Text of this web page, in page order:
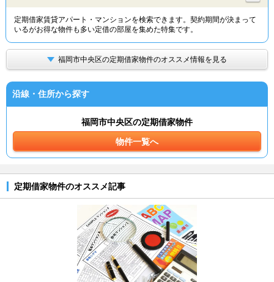
TOP
定期借家賃貸アパート・マンションを検索できます。契約期間が決まって
いるがお得な物件も多い定借の部屋を集めた特集です。
福岡市中央区の定期借家物件のオススメ情報を見る
沿線・住所から探す
福岡市中央区の定期借家物件
物件一覧へ
定期借家物件のオススメ記事